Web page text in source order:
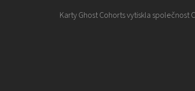
Karty Ghost Cohorts vytiskla společnost